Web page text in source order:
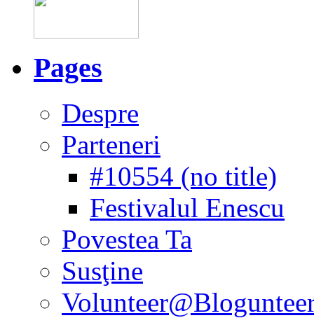
Pages
Despre
Parteneri
#10554 (no title)
Festivalul Enescu
Povestea Ta
Susţine